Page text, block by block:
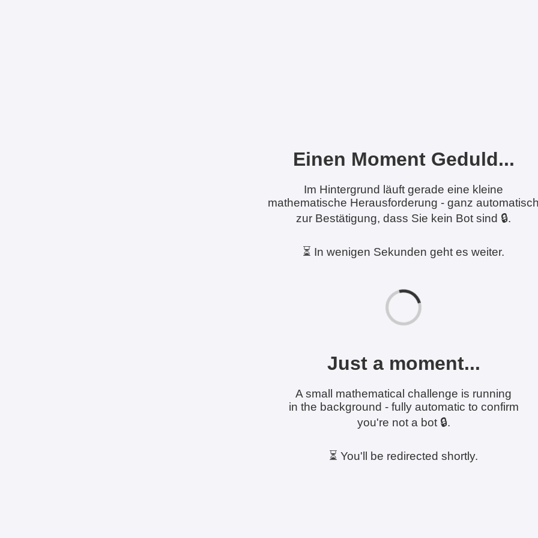
Einen Moment Geduld...
Im Hintergrund läuft gerade eine kleine
mathematische Herausforderung - ganz
zur Bestätigung, dass Sie kein Bot sind 🔒.
⏳ In wenigen Sekunden geht es weiter.
Just a moment...
A small mathematical challenge is running
in the background - fully automatic to confirm
you're not a bot 🔒.
⏳ You'll be redirected shortly.